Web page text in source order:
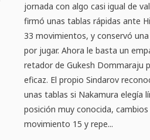
jornada con algo casi igual de
firmó unas tablas rápidas ante
33 movimientos, y conservó
por jugar. Ahora le basta un
retador de Gukesh Dommaraju
eficaz. El propio Sindarov
unas tablas si Nakamura elegía
posición muy conocida,
movimiento 15 y repe...